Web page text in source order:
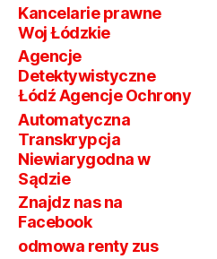
Kancelarie prawne
Woj Łódzkie
Agencje
Detektywistyczne
Łódź Agencje Ochrony
Automatyczna
Transkrypcja
Niewiarygodna w
Sądzie
Znajdz nas na
Facebook
odmowa renty zus